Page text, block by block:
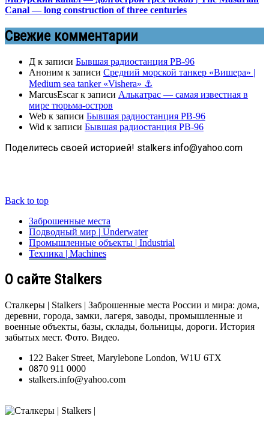
Canal — long construction of three centuries
Свежие комментарии
Д к записи Бывшая радиостанция РВ-96
Аноним к записи Средний морской танкер «Вишера» |
Medium sea tanker «Vishera» ⚓
MarcusEscarк записи Алькатрас — самая известная в
мире тюрьма-остров
Web к записи Бывшая радиостанция РВ-96
Wid к записи Бывшая радиостанция РВ-96
Поделитесь своей историей! stalkers.info@yahoo.com
Back to top
Заброшенные места
Подводный мир | Underwater
Промышленные объекты | Industrial
Техника | Machines
О сайте Stalkers
Сталкеры | Stalkers | Заброшенные места России и мира: дома,
деревни, города, замки, лагеря, заводы, промышленные и
военные объекты, базы, склады, больницы, дороги. История
забытых мест. Фото. Видео.
122 Baker Street, Marylebone London, W1U 6TX
0870 911 0000
stalkers.info@yahoo.com